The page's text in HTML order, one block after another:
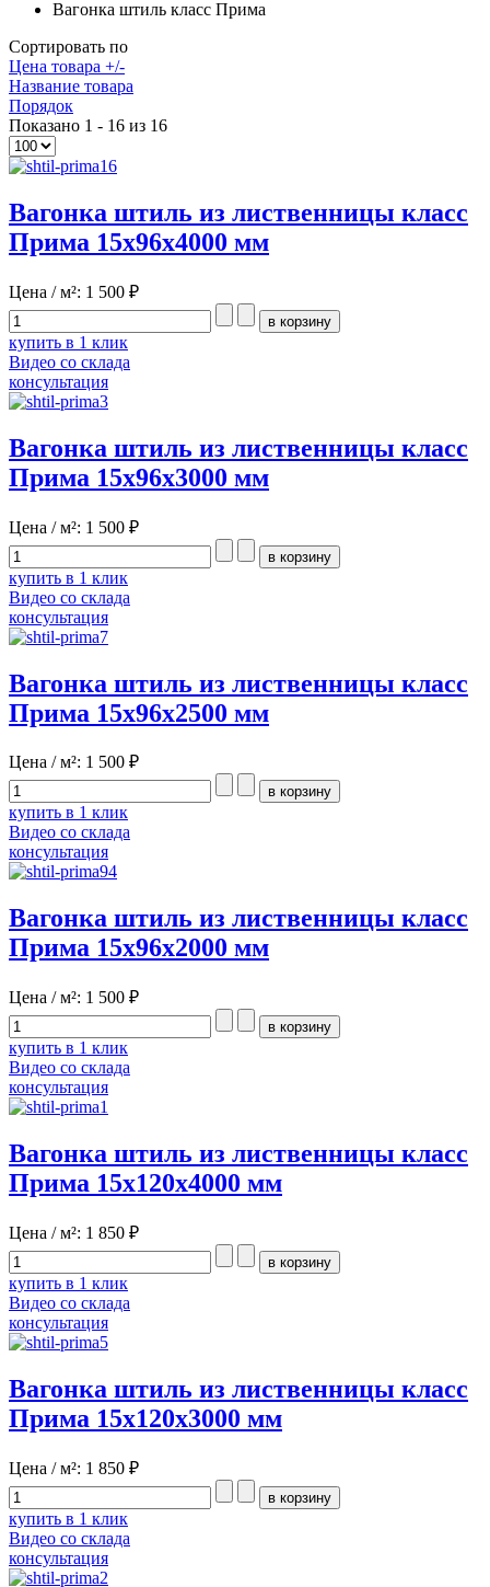
Вагонка штиль класс Прима
Сортировать по
Цена товара +/-
Название товара
Порядок
Показано 1 - 16 из 16
Вагонка штиль из лиственницы класс
Прима 15x96x4000 мм
Цена / м²: 1 500 ₽
купить в 1 клик
Видео со склада
консультация
Вагонка штиль из лиственницы класс
Прима 15x96x3000 мм
Цена / м²: 1 500 ₽
купить в 1 клик
Видео со склада
консультация
Вагонка штиль из лиственницы класс
Прима 15x96x2500 мм
Цена / м²: 1 500 ₽
купить в 1 клик
Видео со склада
консультация
Вагонка штиль из лиственницы класс
Прима 15x96x2000 мм
Цена / м²: 1 500 ₽
купить в 1 клик
Видео со склада
консультация
Вагонка штиль из лиственницы класс
Прима 15x120x4000 мм
Цена / м²: 1 850 ₽
купить в 1 клик
Видео со склада
консультация
Вагонка штиль из лиственницы класс
Прима 15x120x3000 мм
Цена / м²: 1 850 ₽
купить в 1 клик
Видео со склада
консультация